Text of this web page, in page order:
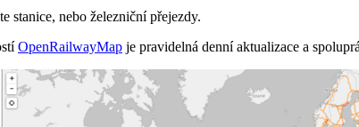
stanice, nebo železniční přejezdy.
OpenRailwayMap je pravidelná denní aktualizace a